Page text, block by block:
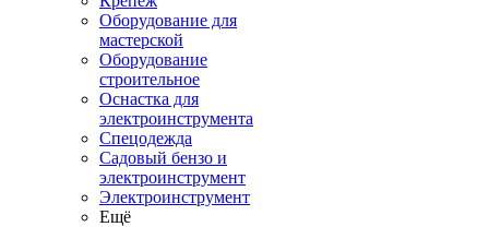
Оборудование для
мастерской
Оборудование
строительное
Оснастка для
электроинструмента
Спецодежда
Садовый бензо и
электроинструмент
Электроинструмент
Ещё